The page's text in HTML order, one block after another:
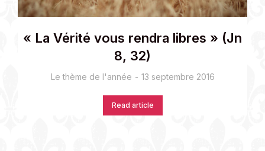
« La Vérité vous rendra libres » (Jn
8, 32)
Le thème de l'année 13 septembre 2016
Read article